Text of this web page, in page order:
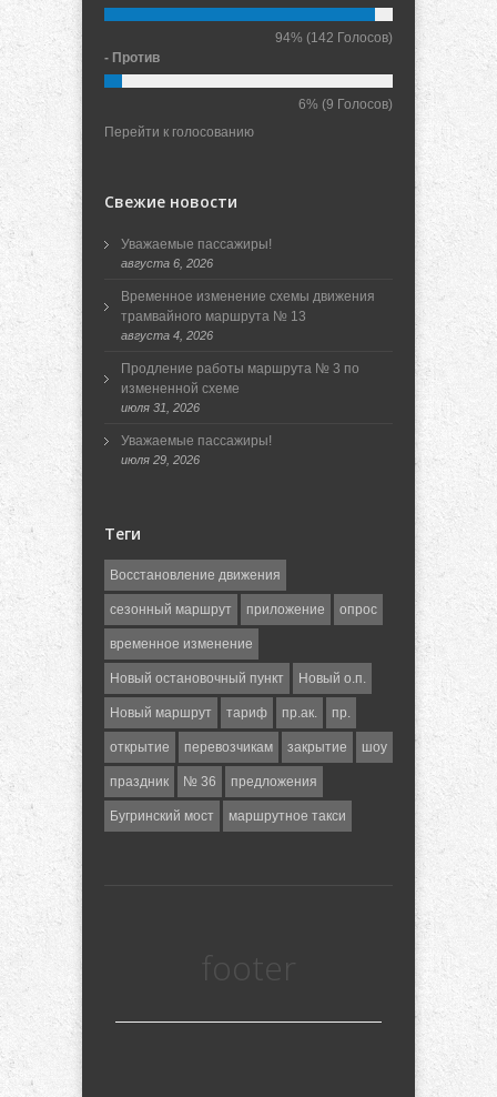
94% (142 Голосов)
- Против
6% (9 Голосов)
Перейти к голосованию
Свежие новости
Уважаемые пассажиры!
августа 6, 2026
Временное изменение схемы движения
трамвайного маршрута № 13
августа 4, 2026
Продление работы маршрута № 3 по
измененной схеме
июля 31, 2026
Уважаемые пассажиры!
июля 29, 2026
Теги
Восстановление движения
сезонный маршрут приложение опрос
временное изменение
Новый остановочный пункт Новый о.п.
Новый маршрут тариф пр.ак. пр.
открытие перевозчикам закрытие шоу
праздник № 36 предложения
Бугринский мост маршрутное такси
footer